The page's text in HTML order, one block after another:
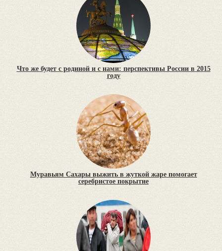
Что же будет с родиной и с нами: перспективы России в 2015
году
Муравьям Сахары выжить в жуткой жаре помогает
серебристое покрытие